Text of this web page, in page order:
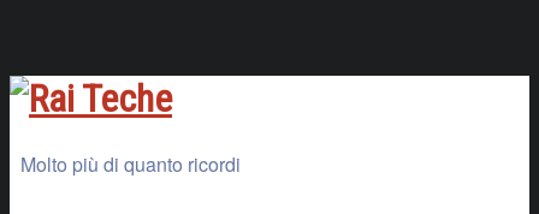
Molto più di quanto ricordi